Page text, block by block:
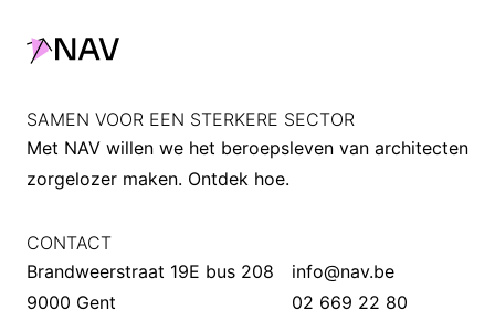
SAMEN VOOR EEN STERKERE SECTOR
Met NAV willen we het beroepsleven van architecten
zorgelozer maken. Ontdek hoe.
CONTACT
Brandweerstraat 19E bus 208
9000 Gent
info@nav.be
02 669 22 80